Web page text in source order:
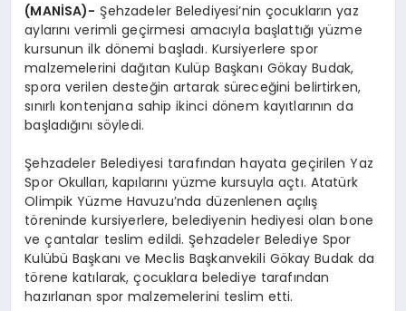
(MANİSA)- Şehzadeler Belediyesi’nin çocukların yaz
aylarını verimli geçirmesi amacıyla başlattığı yüzme
kursunun ilk dönemi başladı. Kursiyerlere spor
malzemelerini dağıtan Kulüp Başkanı Gökay Budak,
spora verilen desteğin artarak süreceğini belirtirken,
sınırlı kontenjana sahip ikinci dönem kayıtlarının da
başladığını söyledi.
Şehzadeler Belediyesi tarafından hayata geçirilen Yaz
Spor Okulları, kapılarını yüzme kursuyla açtı. Atatürk
Olimpik Yüzme Havuzu’nda düzenlenen açılış
töreninde kursiyerlere, belediyenin hediyesi olan bone
ve çantalar teslim edildi. Şehzadeler Belediye Spor
Kulübü Başkanı ve Meclis Başkanvekili Gökay Budak da
törene katılarak, çocuklara belediye tarafından
hazırlanan spor malzemelerini teslim etti.